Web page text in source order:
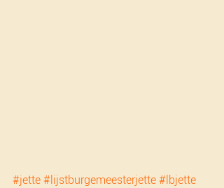
#jette #lijstburgemeesterjette #lbjette